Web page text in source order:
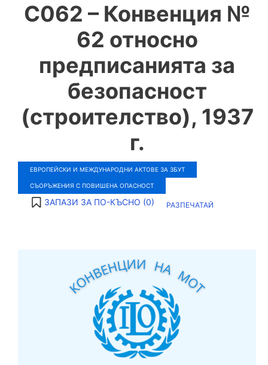
С062 – Конвенция №
62 относно
предписанията за
безопасност
(строителство), 1937
г.
ЕВРОПЕЙСКИ И МЕЖДУНАРОДНИ АКТОВЕ ЗА ЗБУТ
СЪОРЪЖЕНИЯ С ПОВИШЕНА ОПАСНОСТ
ЗАПАЗИ ЗА ПО-КЪСНО (0) РАЗПЕЧАТАЙ